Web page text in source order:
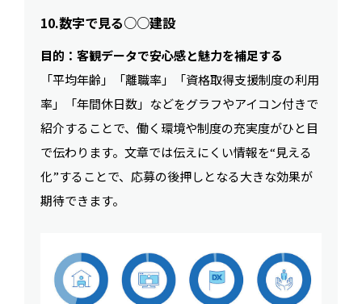
10.数字で見る○○建設
目的：客観データで安心感と魅力を補足する
「平均年齢」「離職率」「資格取得支援制度の利用
率」「年間休日数」などをグラフやアイコン付きで
紹介することで、働く環境や制度の充実度がひと目
で伝わります。文章では伝えにくい情報を“見える
化”することで、応募の後押しとなる大きな効果が
期待できます。